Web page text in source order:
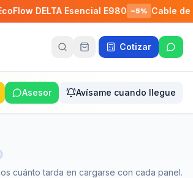
Esencial E980 −5 % Cable de
Cotizar
Asesor Avísame cuando llegue
cuánto tarda en cargarse con cada panel.